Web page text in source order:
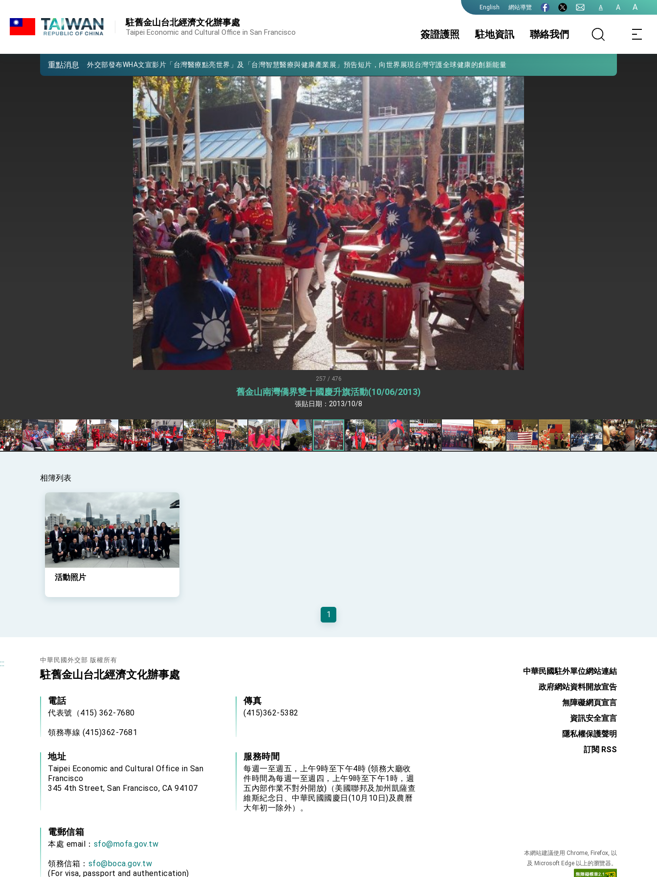
English 網站導覽 A A A
駐舊金山台北經濟文化辦事處
Taipei Economic and Cultural Office in San Francisco 簽證護照
領務服務 護照
簽證
文件證明
公告事項
表格下載
網路預約(護照, 簽
證, 文件證明)
駐地資訊
駐地基本資料 簽證及入境須知
生活資訊
消保及性平諮詢機
構
行事曆
聯絡我們
重點消息
我國政府將在美國亞利桑納州設立「駐鳳凰城辦事處」，進一步深化台美交流合作
外交部發布WHA文宣影片「台灣醫療點亮世界」及「台灣智慧醫療與健康產業展」預告短片，向世界展現台灣守護全球健康的創新能量
總統出訪史瓦帝尼返國談話 強調臺灣人有權利走向世界 盼與理念相近國家共同維護國際秩序
堅定走向世界 賴總統抵達史瓦帝尼王國進行國是訪問
總統與五院院長新春茶敘 盼化分歧為團結、為國家邁出合作第一步
總統農曆春節談話
台美貿易協議完成簽署達成6大目標、創5大歷史性突破 總統強調將以3大面向加速臺灣經濟轉型升級 籲請立院全力支持並盡速通過
臺美簽署「對等貿易協定」確立對等關稅15%且不疊加 我輸美2072項產品豁免對等關稅
總統接受「法新社」（AFP）專訪內容
外交部長林佳龍於《外交事務》撰文指出：自由世界 需要台灣，團結合作方能守護繁榮
外交部長林佳龍出席《台灣光華雜誌》50週年慶「見證蛻變，分享世界的光華」開幕式，期許數位轉 型迎向下個50年
總統主持「台美經濟繁榮夥伴對話」記者會 說明臺美合作三大戰略方向 盼與民主夥伴共同引領 下一個世代的繁榮
外交部長林佳龍接受印尼「時代雜誌」專訪，闡述印太安全局勢，籲深化台印尼半導體供應鏈合作
外交部長林佳龍午宴歡迎美國聯邦參議員蓋耶哥訪問團
外交部長林佳龍接見美國智庫「德國馬歇爾基金會」訪問團一行，深化跨大西洋戰略夥伴關係
臺美經貿談判獲階段性成果 卓揆期勉爭取時間完成「臺美對等貿易協定」簽署
卓揆：臺美關稅談判階段性結果有助臺灣取得有利戰略地位 全力支持「臺美對等貿易協定」簽署
外交部與數位發展部攜手合作，整合台灣雄厚數位實力，達成固邦榮邦目標
外交部長林佳龍主持第35次「參與亞太經濟合作策略小組」跨部會會議
總統以「韌性之島，希望之光」為題發表2026新 年談話
總統發表執政周年談話 盼面對未來挑戰 堅持團結 迎風轉型 穩健前行
賴總統就職演說影片
總統重要談話
外交部重要言論
257 / 476
舊金山南灣僑界雙十國慶升旗活動(10/06/2013)
張貼日期：2013/10/8
相簿列表
活動照片
1
::: 中華民國外交部 版權所有
駐舊金山台北經濟文化辦事處
電話
代表號（415) 362-7680
領務專線 (415)362-7681
傳真
(415)362-5382
地址
Taipei Economic and Cultural Office in San
Francisco
345 4th Street, San Francisco, CA 94107
服務時間
每週一至週五，上午9時至下午4時 (領務大廳收
件時間為每週一至週四，上午9時至下午1時，週
五內部作業不對外開放)（美國聯邦及加州凱薩查
維斯紀念日、中華民國國慶日(10月10日)及農曆
大年初一除外）。
電郵信箱
本處 email： sfo@mofa.gov.tw
領務信箱： sfo@boca.gov.tw
(For visa, passport and authentication)
中華民國駐外單位網站連結
政府網站資料開放宣告
無障礙網頁宣言
資訊安全宣言
隱私權保護聲明
訂閱 RSS
本網站建議使用 Chrome, Firefox, 以
及 Microsoft Edge 以上的瀏覽器。